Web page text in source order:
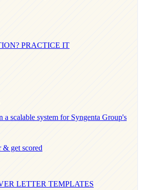
PRACTICE IT
scalable system for Syngenta Group's
& get scored
LETTER TEMPLATES